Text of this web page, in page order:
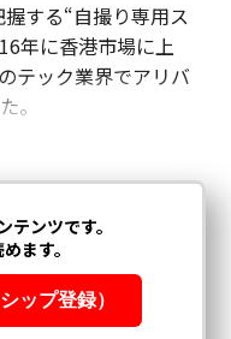
する“自撮り専用ス
年に香港市場に上
テック業界でアリバ
。